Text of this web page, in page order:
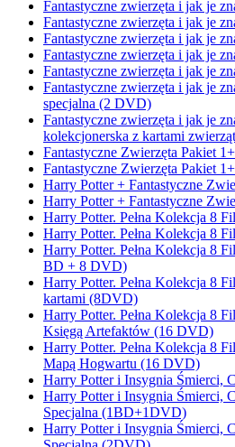
Fantastyczne zwierzęta i jak je
Fantastyczne zwierzęta i jak je
Fantastyczne zwierzęta i jak je
Fantastyczne zwierzęta i jak je
Fantastyczne zwierzęta i jak je
Fantastyczne zwierzęta i jak je
specjalna (2 DVD)
Fantastyczne zwierzęta i jak je
kolekcjonerska z kartami zwierząt
Fantastyczne Zwierzęta Pakiet
Fantastyczne Zwierzęta Pakiet
Harry Potter + Fantastyczne
Harry Potter + Fantastyczne
Harry Potter. Pełna Kolekcja 8
Harry Potter. Pełna Kolekcja 8
Harry Potter. Pełna Kolekcja 8
BD + 8 DVD)
Harry Potter. Pełna Kolekcja 8
kartami (8DVD)
Harry Potter. Pełna Kolekcja 8
Księgą Artefaktów (16 DVD)
Harry Potter. Pełna Kolekcja 8
Mapą Hogwartu (16 DVD)
Harry Potter i Insygnia Śmierci,
Harry Potter i Insygnia Śmierci,
Specjalna (1BD+1DVD)
Harry Potter i Insygnia Śmierci,